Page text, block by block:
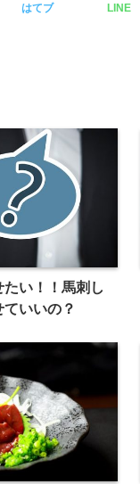
はてブ LINE
い！！馬刺し
いいの？